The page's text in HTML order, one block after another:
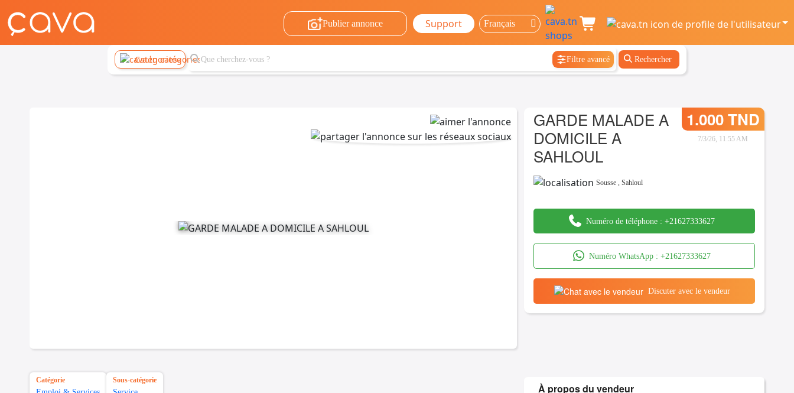
Publier annonce Support
Catégories Filtre avancé Rechercher
GARDE MALADE A
DOMICILE A
SAHLOUL
1.000 TND
7/3/26, 11:55 AM
Sousse ,Sahloul
Numéro de téléphone :+21627333627
Numéro WhatsApp : +21627333627
Discuter avec le vendeur
Catégorie Sous-catégorie
À propos du vendeur